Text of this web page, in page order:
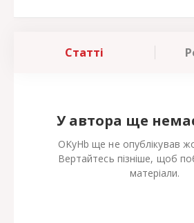
Статті
У автора ще
OKyHb ще не опублікував
Вертайтесь пізніше, щоб
матеріали.